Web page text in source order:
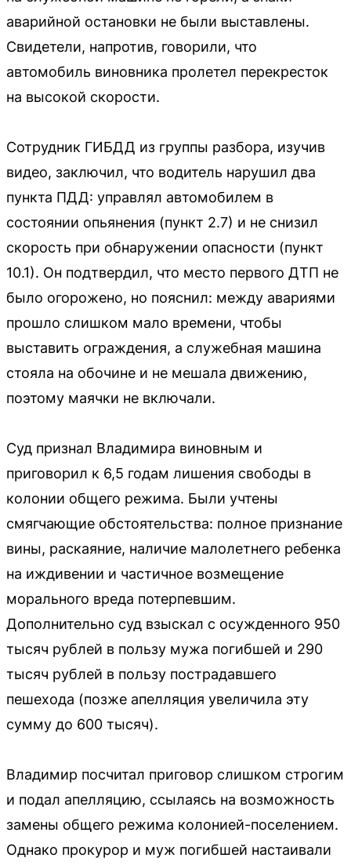
аварийной остановки не были выставлены.
Свидетели, напротив, говорили, что
автомобиль виновника пролетел перекресток
на высокой скорости.
Сотрудник ГИБДД из группы разбора, изучив
видео, заключил, что водитель нарушил два
пункта ПДД: управлял автомобилем в
состоянии опьянения (пункт 2.7) и не снизил
скорость при обнаружении опасности (пункт
10.1). Он подтвердил, что место первого ДТП не
было огорожено, но пояснил: между авариями
прошло слишком мало времени, чтобы
выставить ограждения, а служебная машина
стояла на обочине и не мешала движению,
поэтому маячки не включали.
Суд признал Владимира виновным и
приговорил к 6,5 годам лишения свободы в
колонии общего режима. Были учтены
смягчающие обстоятельства: полное признание
вины, раскаяние, наличие малолетнего ребенка
на иждивении и частичное возмещение
морального вреда потерпевшим.
Дополнительно суд взыскал с осужденного 950
тысяч рублей в пользу мужа погибшей и 290
тысяч рублей в пользу пострадавшего
пешехода (позже апелляция увеличила эту
сумму до 600 тысяч).
Владимир посчитал приговор слишком строгим
и подал апелляцию, ссылаясь на возможность
замены общего режима колонией-поселением.
Однако прокурор и муж погибшей настаивали